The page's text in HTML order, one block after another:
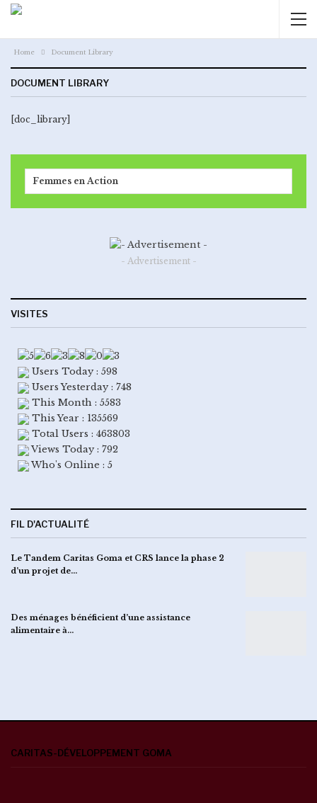
Home Document Library
DOCUMENT LIBRARY
[doc_library]
Femmes en Action
- Advertisement -
VISITES
Users Today : 598
Users Yesterday : 748
This Month : 5583
This Year : 135569
Total Users : 463803
Views Today : 792
Who's Online : 5
FIL D'ACTUALITÉ
Le Tandem Caritas Goma et CRS lance la phase 2
d’un projet de…
Des ménages bénéficient d’une assistance
alimentaire à…
CARITAS-DÉVELOPPEMENT GOMA